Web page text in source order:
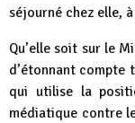
séjourné chez elle,
Qu’elle soit sur le
d’étonnant compte
qui utilise la
médiatique contre